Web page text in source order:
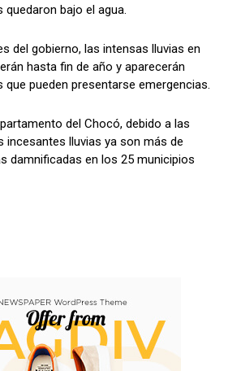
bajo el agua.
del gobierno, las intensas lluvias en
hasta fin de año y aparecerán
que pueden presentarse emergencias.
del Chocó, debido a las
incesantes lluvias ya son más de
damnificadas en los 25 municipios